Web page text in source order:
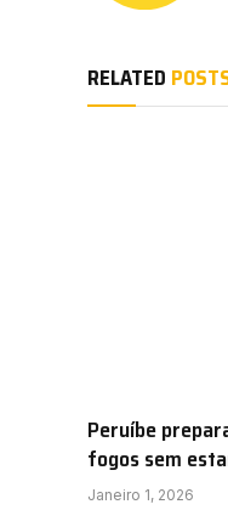
RELATED
Peruíbe
fogos sem
Janeiro 1, 2026